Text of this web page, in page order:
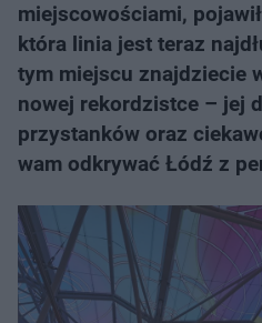
miejscowościami,
która linia jest teraz
tym miejscu znajdziecie
nowej rekordzistce – jej
przystanków oraz
wam odkrywać Łódź z